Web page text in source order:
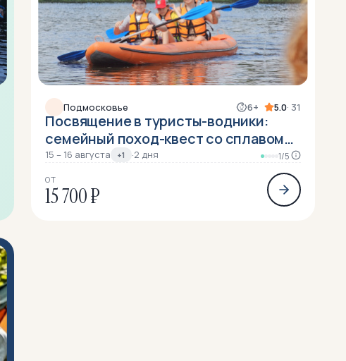
Подмосковье 6+ 5.0· 31
Посвящение в туристы-водники:
семейный поход-квест со сплавом
на байдарках
15 – 16 августа +1 ·2 дня 1/5
ОТ
15 700 ₽